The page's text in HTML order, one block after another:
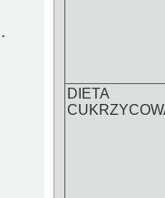
DIETA